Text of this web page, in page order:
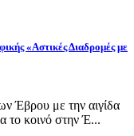
«Αστικές Διαδρομές με
με την αιγίδα
το κοινό στην Έ...